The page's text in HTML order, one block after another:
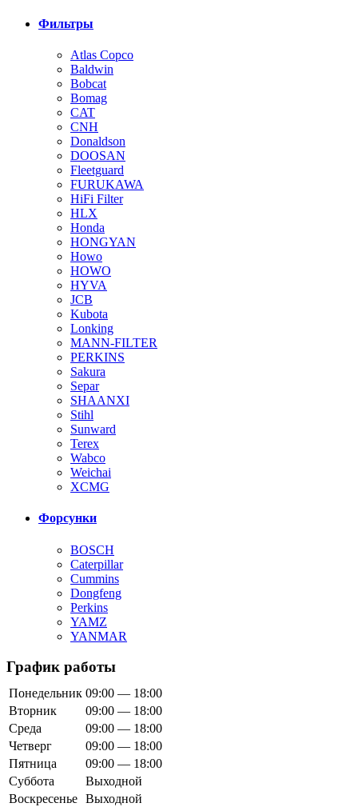
Фильтры
Atlas Copco
Baldwin
Bobcat
Bomag
CAT
CNH
Donaldson
DOOSAN
Fleetguard
FURUKAWA
HiFi Filter
HLX
Honda
HONGYAN
Howo
HOWO
HYVA
JCB
Kubota
Lonking
MANN-FILTER
PERKINS
Sakura
Separ
SHAANXI
Stihl
Sunward
Terex
Wabco
Weichai
XCMG
Форсунки
BOSCH
Caterpillar
Cummins
Dongfeng
Perkins
YAMZ
YANMAR
График работы
Понедельник 09:00 — 18:00
Вторник
09:00 — 18:00
Среда
09:00 — 18:00
Четверг
09:00 — 18:00
Пятница
09:00 — 18:00
Суббота
Выходной
Воскресенье Выходной